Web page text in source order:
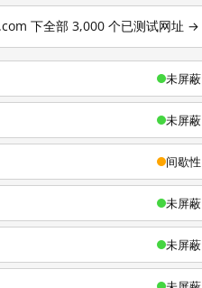
下全部 3,000 个已测试网址 →
未屏蔽
未屏蔽
间歇性
未屏蔽
未屏蔽